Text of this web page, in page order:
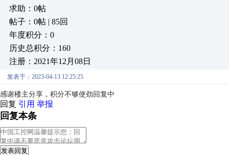
求助：0帖
帖子：0帖 | 85回
年度积分：0
历史总积分：160
注册：2021年12月08日
发表于：2023-04-13 12:25:25
感谢楼主分享，积分不够使劲回复中
回复 引用 举报
回复本条
发表回复